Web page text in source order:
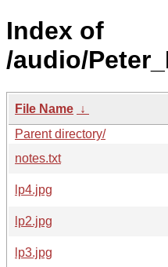
Index of
/audio/
File Name ↓
Parent directory/
notes.txt
lp4.jpg
lp2.jpg
lp3.jpg